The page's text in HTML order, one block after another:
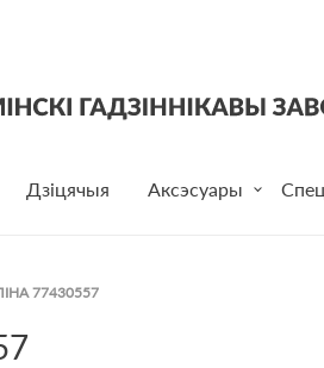
Дзіцячыя Аксэсуары
77430557